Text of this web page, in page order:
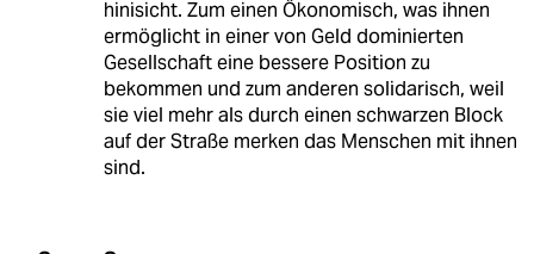
hinisicht. Zum einen Ökonomisch, was ihnen
ermöglicht in einer von Geld dominierten
Gesellschaft eine bessere Position zu
bekommen und zum anderen solidarisch, weil
sie viel mehr als durch einen schwarzen Block
auf der Straße merken das Menschen mit ihnen
sind.